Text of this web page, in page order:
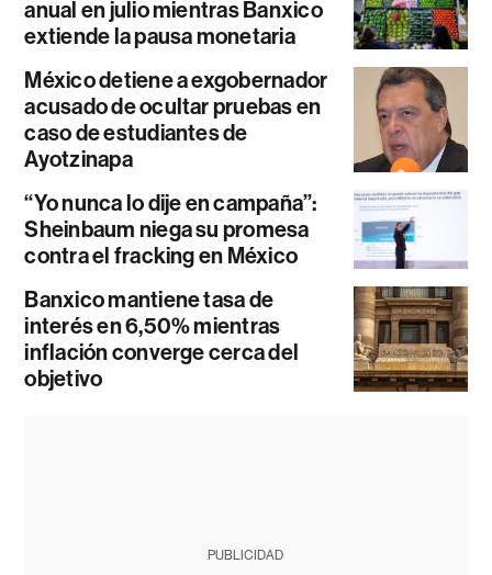
anual en julio mientras Banxico
extiende la pausa monetaria
México detiene a exgobernador
acusado de ocultar pruebas en
caso de estudiantes de
Ayotzinapa
“Yo nunca lo dije en campaña”:
Sheinbaum niega su promesa
contra el fracking en México
Banxico mantiene tasa de
interés en 6,50% mientras
inflación converge cerca del
objetivo
PUBLICIDAD